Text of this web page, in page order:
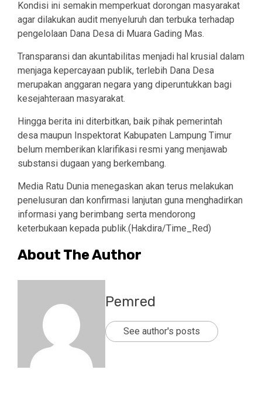
Kondisi ini semakin memperkuat dorongan masyarakat
agar dilakukan audit menyeluruh dan terbuka terhadap
pengelolaan Dana Desa di Muara Gading Mas.
Transparansi dan akuntabilitas menjadi hal krusial dalam
menjaga kepercayaan publik, terlebih Dana Desa
merupakan anggaran negara yang diperuntukkan bagi
kesejahteraan masyarakat.
Hingga berita ini diterbitkan, baik pihak pemerintah
desa maupun Inspektorat Kabupaten Lampung Timur
belum memberikan klarifikasi resmi yang menjawab
substansi dugaan yang berkembang.
Media Ratu Dunia menegaskan akan terus melakukan
penelusuran dan konfirmasi lanjutan guna menghadirkan
informasi yang berimbang serta mendorong
keterbukaan kepada publik.(Hakdira/Time_Red)
About The Author
Pemred
See author's posts